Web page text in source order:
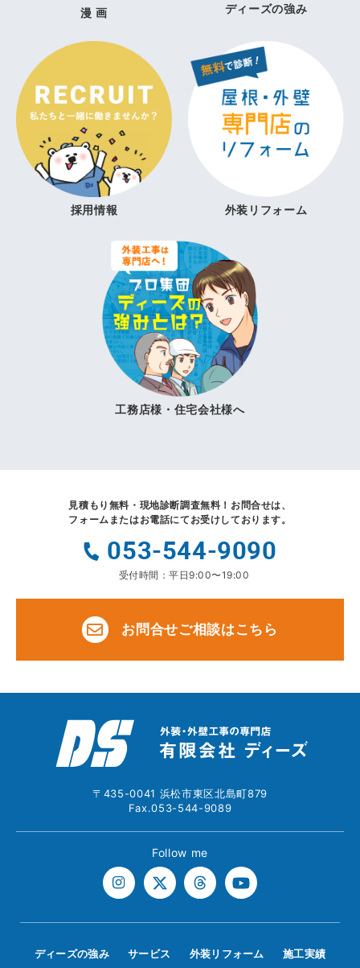
漫 画 ディーズの強み
採用情報 外装リフォーム
工務店様・住宅会社様へ
見積もり無料・現地診断調査無料！ お問合せは、
フォームまたはお電話にてお受けしております。
053-544-9090
受付時間：平日9:00〜19:00
お問合せご相談はこちら
〒435-0041 浜松市東区北島町879
Fax.053-544-9089
Follow me
ディーズの強み サービス 外装リフォーム
施工実績